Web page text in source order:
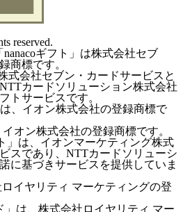
reserved.
ギフト」は株式会社セブ
商標です。
式会社セブン・カードサービスと
カードソリューション株式会社
トサービスです。
、イオン株式会社の登録商標で
オン株式会社の登録商標です。
」は、イオンマーケティング株式
スであり、NTTカードソリューシ
に基づきサービスを提供していま
イヤリティ マーケティングの登
」は、株式会社ロイヤリティ マー